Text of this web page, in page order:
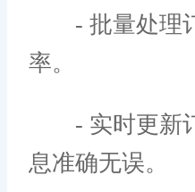
- 批量处理订
率。
- 实时更新订
息准确无误。